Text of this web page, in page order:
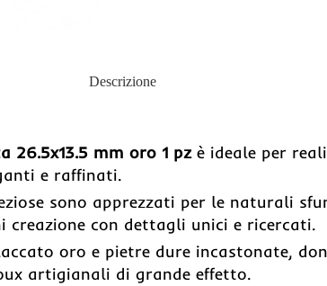
Descrizione
26.5x13.5 mm oro 1 pzè ideale per
e raffinati.
sono apprezzati per le naturali
con dettagli unici e ricercati.
oro e pietre dure incastonate,
artigianali di grande effetto.